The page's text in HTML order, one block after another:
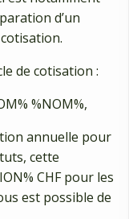
d’un
de cotisation :
%NOM%,
annuelle pour
cette
CHF pour les
est possible de